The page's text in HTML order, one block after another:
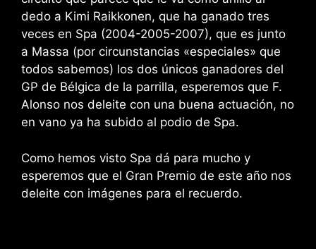
dedo a Kimi Raikkonen, que ha ganado tres
veces en Spa (2004-2005-2007), que es junto
a Massa (por circunstancias «especiales» que
todos sabemos) los dos únicos ganadores del
GP de Bélgica de la parrilla, esperemos que F.
Alonso nos deleite con una buena actuación, no
en vano ya ha subido al podio de Spa.
Como hemos visto Spa dá para mucho y
esperemos que el Gran Premio de este año nos
deleite con imágenes para el recuerdo.